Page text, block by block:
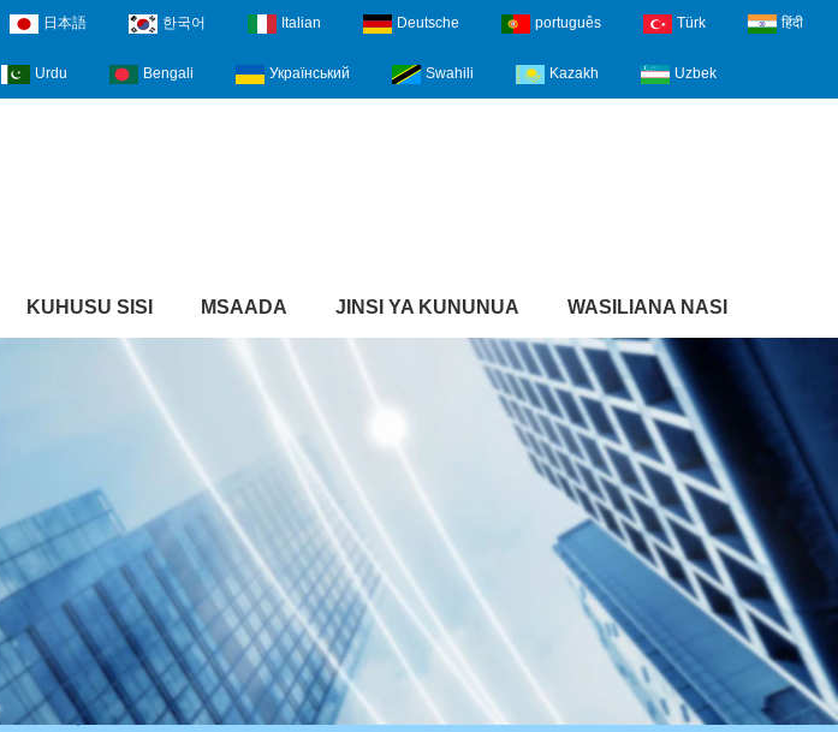
日本語 한국어 Italian Deutsche português Türk हिंदी
Urdu Bengali Український Swahili Kazakh Uzbek
KUHUSU SISI MSAADA JINSI YA KUNUNUA WASILIANA NASI